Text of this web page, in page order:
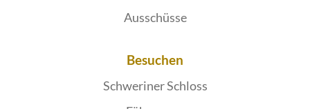
Ausschüsse
Besuchen
Schweriner Schloss